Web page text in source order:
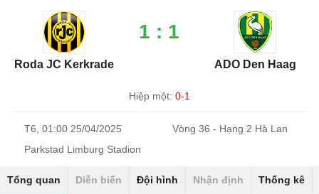
Roda JC Kerkrade
1 : 1
ADO Den Haag
Hiệp một: 0-1
T6, 01:00 25/04/2025
Vòng 36 - Hạng 2 Hà Lan
Parkstad Limburg Stadion
Tổng quan Diễn biến Đội hình Nhận định Thống kê